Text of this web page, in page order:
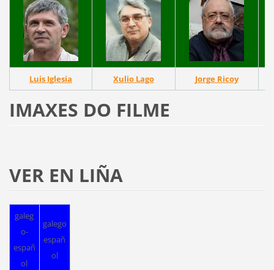
Luis Iglesia Xulio Lago Jorge Ricoy
IMAXES DO FILME
VER EN LIÑA
galeg
o-
españ
ol
galego
españ
ol